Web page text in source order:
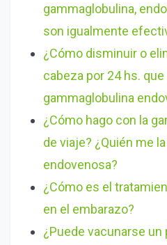
gammaglobulina,
son igualmente
¿Cómo disminuir o
cabeza por 24 hs.
gammaglobulina
¿Cómo hago con la
de viaje? ¿Quién me
endovenosa?
¿Cómo es el
en el embarazo?
¿Puede vacunarse